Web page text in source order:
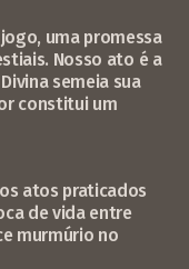
uma promessa
Nosso ato é a
semeia sua
constitui um
atos praticados
de vida entre
murmúrio no